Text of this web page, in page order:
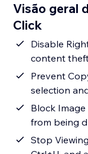
Visão geral
Click
Disable
content
Prevent
selection
Block Image Drag &
from being
Stop